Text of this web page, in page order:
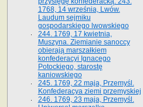
1768, 14 września, Lwów.
Laudum sejmiku
gospodarskiego lwowskiego
244. 1769, 17 kwietnia,
Muszyna. Ziemianie sanoccy
obierają marszałkiem
konfederacyi Ignacego
Potockiego, starostę
kaniowskiego
245. 1769, 22 maja, Przemyśl.
Konfederacya ziemi przemyskiej
246. 1769, 23 maja, Przemyśl.